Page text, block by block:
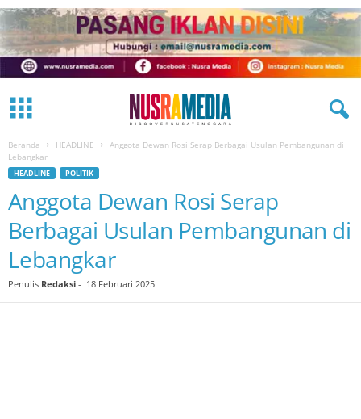
Beranda HEADLINE
Anggota Dewan Rosi Serap Berbagai Usulan Pembangunan di
Lebangkar
HEADLINE POLITIK
Anggota Dewan Rosi Serap
Berbagai Usulan Pembangunan di
Lebangkar
Penulis Redaksi - 18 Februari 2025